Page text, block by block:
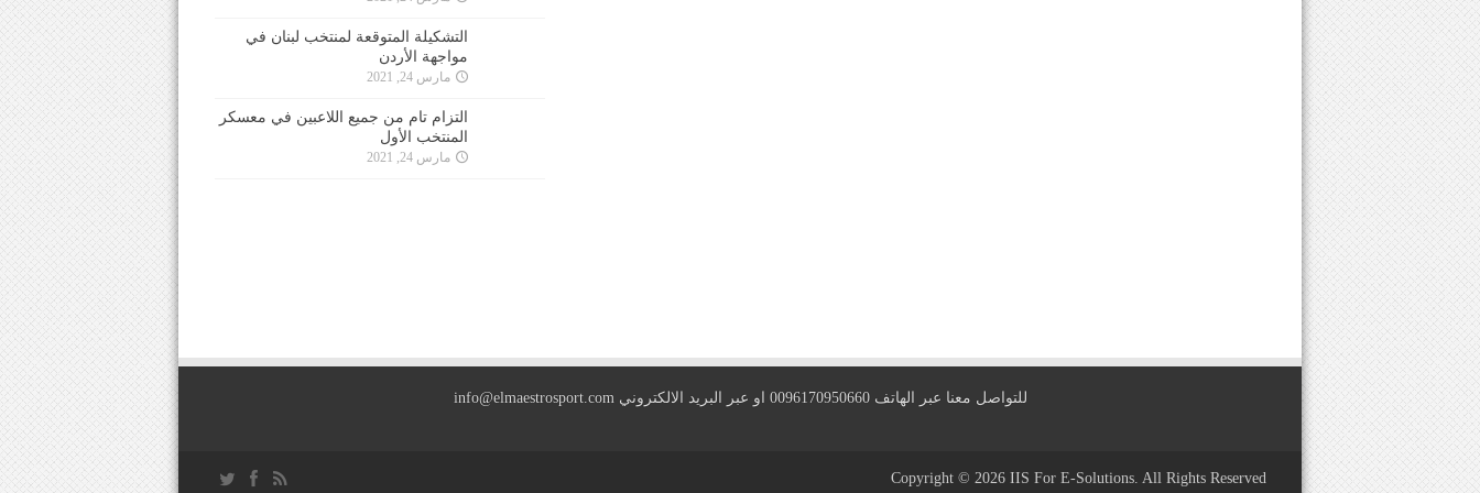
التشكيلة المتوقعة لمنتخب لبنان في
مواجهة الأردن
مارس 24, 2021
التزام تام من جميع اللاعبين في معسكر
المنتخب الأول
مارس 24, 2021
للتواصل معنا عبر الهاتف 0096170950660 او عبر البريد الالكتروني info@elmaestrosport.com
Copyright © 2026 IIS For E-Solutions. All Rights Reserved